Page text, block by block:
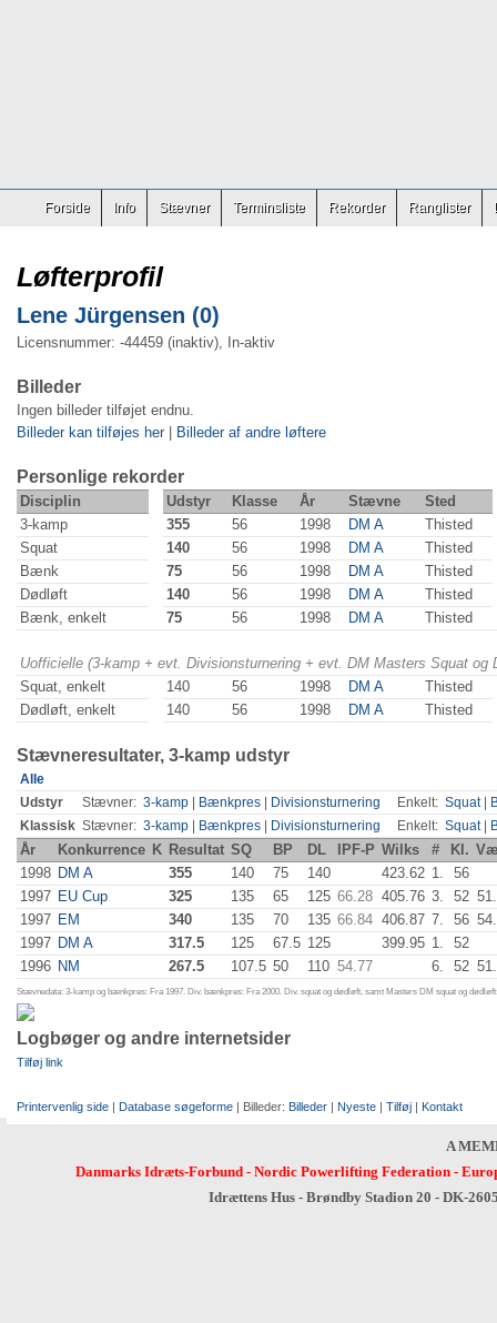
Forside Info Stævner Terminsliste Rekorder Ranglister
Løfterprofil
Lene Jürgensen (0)
Licensnummer: -44459 (inaktiv), In-aktiv
Billeder
Ingen billeder tilføjet endnu.
Billeder kan tilføjes her| Billeder af andre løftere
Personlige rekorder
Disciplin Udstyr Klasse År Stævne
Sted
3-kamp
355 56 1998 DM A
Thisted
Squat
140 56 1998 DM A
Thisted
Bænk
75 56 1998 DM A
Thisted
Dødløft
140 56 1998 DM A
Thisted
Bænk, enkelt
75 56 1998 DM A Thisted
Uofficielle (3-kamp + evt. Divisionsturnering + evt. DM Masters Squat
Squat, enkelt
140 56 1998 DM A
Thisted
Dødløft, enkelt
140 56 1998 DM A Thisted
Stævneresultater, 3-kamp udstyr
Alle
Udstyr
Stævner: 3-kamp Bænkpres Divisionsturnering Enkelt: Squat|
Klassisk Stævner: 3-kamp Bænkpres Divisionsturnering Enkelt: Squat|
År Konkurrence K Resultat SQ BP DL IPF-P Wilks # Kl.
1998 DM A 355 140 75 140 423.62 1.
56
1997 EU Cup 325 135 65 125 66.28 405.76 3. 52
1997 EM 340 135 70 135 66.84 406.87 7. 56
1997 DM A 317.5 125 67.5 125 399.95 1.
52
1996 NM 267.5 107.5 50 110 54.77 6. 52
Stævnedata: 3-kamp og bænkpres: Fra 1997. Div. bænkpres: Fra 2000. Div. squat og dødløft, samt Masters DM squat og
Logbøger og andre internetsider
Tilføj link
Printervenlig side | Database søgeforme | Billeder: Billeder | Nyeste | Tilføj | Kontakt
A
Danmarks Idræts-Forbund- Nordic Powerlifting Federation-
Idrættens Hus - Brøndby Stadion 20 - DK-